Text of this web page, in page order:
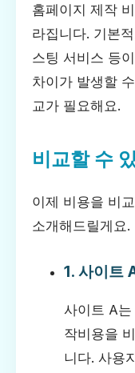
홈페이지 제작
라집니다. 기본
스팅 서비스 등
차이가 발생할
교가 필요해요.
비교할 수
이제 비용을 비
소개해드릴게요.
1. 사이트
사이트 A는
작비용을
니다. 사용